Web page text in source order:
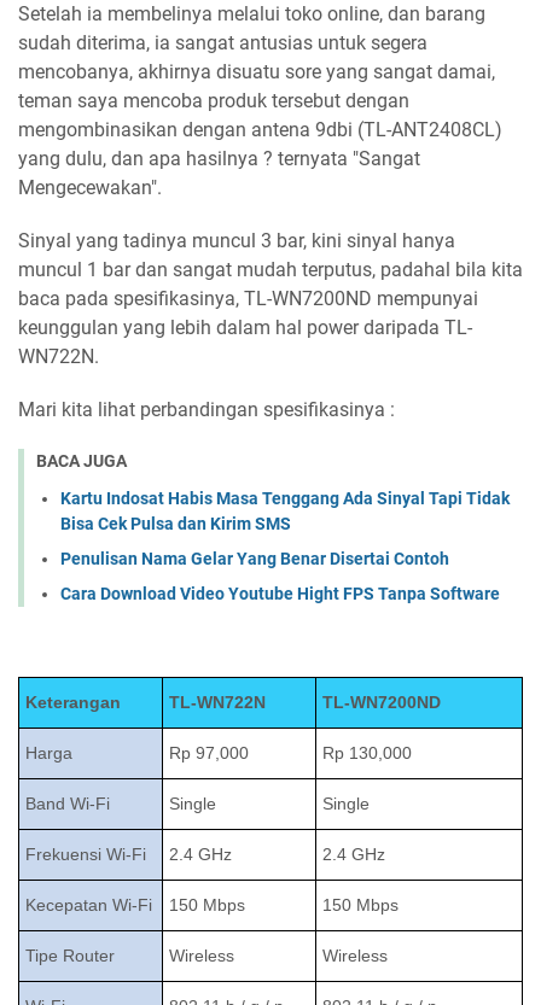
Setelah ia membelinya melalui toko online, dan barang
sudah diterima, ia sangat antusias untuk segera
mencobanya, akhirnya disuatu sore yang sangat damai,
teman saya mencoba produk tersebut dengan
mengombinasikan dengan antena 9dbi (TL-ANT2408CL)
yang dulu, dan apa hasilnya ? ternyata "Sangat
Mengecewakan".
Sinyal yang tadinya muncul 3 bar, kini sinyal hanya
muncul 1 bar dan sangat mudah terputus, padahal bila kita
baca pada spesifikasinya, TL-WN7200ND mempunyai
keunggulan yang lebih dalam hal power daripada TL-
WN722N.
Mari kita lihat perbandingan spesifikasinya :
BACA JUGA
Kartu Indosat Habis Masa Tenggang Ada Sinyal Tapi Tidak
Bisa Cek Pulsa dan Kirim SMS
Penulisan Nama Gelar Yang Benar Disertai Contoh
Cara Download Video Youtube Hight FPS Tanpa Software
Keterangan TL-WN722N TL-WN7200ND
Harga Rp 97,000 Rp 130,000
Band Wi-Fi Single Single
Frekuensi Wi-Fi 2.4 GHz 2.4 GHz
Kecepatan Wi-Fi 150 Mbps 150 Mbps
Tipe Router Wireless Wireless